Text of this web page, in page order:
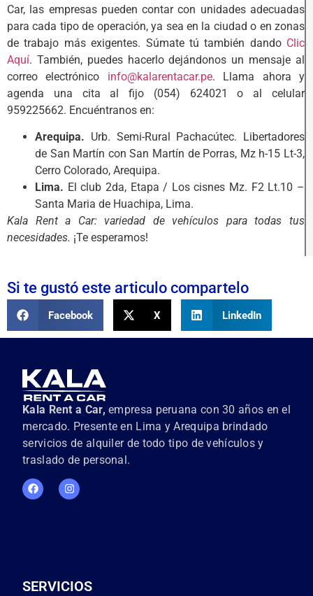
Car, las empresas pueden contar con unidades adecuadas
para cada tipo de operación, ya sea en la ciudad o en zonas
de trabajo más exigentes. Súmate tú también dando Clic
Aquí. También, puedes hacerlo dejándonos un mensaje al
correo electrónico info@kalarentacar.pe. Llama ahora y
agenda una cita al fijo (054) 624021 o al celular
959225662. Encuéntranos en:
Arequipa. Urb. Semi-Rural Pachacútec. Libertadores
de San Martín con San Martín de Porras, Mz h-15 Lt-3,
Cerro Colorado, Arequipa.
Lima. El club 2da, Etapa / Los cisnes Mz. F2 Lt.10 –
Santa Maria de Huachipa, Lima.
Kala Rent a Car: variedad de vehículos para todas tus
necesidades. ¡Te esperamos!
Si te gustó este articulo compartelo
Facebook X LinkedIn
Kala Rent a Car, empresa peruana con 30 años en el
mercado. Presente en Lima y Arequipa brindado
servicios de alquiler de todo tipo de vehículos y
traslado de personal.
SERVICIOS